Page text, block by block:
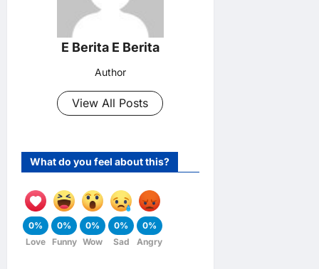
E Berita E Berita
Author
View All Posts
What do you feel about this?
0%
Love
0%
Funny
0%
Wow
0%
Sad
0%
Angry